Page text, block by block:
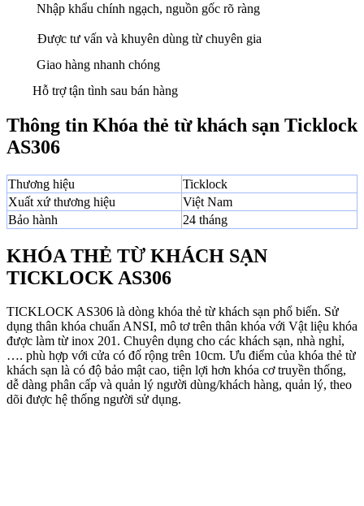
Nhập khẩu chính ngạch, nguồn gốc rõ ràng
Được tư vấn và khuyên dùng từ chuyên gia
Giao hàng nhanh chóng
Hỗ trợ tận tình sau bán hàng
Thông tin Khóa thẻ từ khách sạn Ticklock
AS306
Thương hiệu
Ticklock
Xuất xứ thương hiệu
Việt Nam
Bảo hành
24 tháng
KHÓA THẺ TỪ KHÁCH SẠN
TICKLOCK AS306
TICKLOCK AS306 là dòng khóa thẻ từ khách sạn phổ biến. Sử
dụng thân khóa chuẩn ANSI, mô tơ trên thân khóa với Vật liệu khóa
được làm từ inox 201. Chuyên dụng cho các khách sạn, nhà nghỉ,
…. phù hợp với cửa có đố rộng trên 10cm. Ưu điểm của khóa thẻ từ
khách sạn là có độ bảo mật cao, tiện lợi hơn khóa cơ truyền thống,
dễ dàng phân cấp và quản lý người dùng/khách hàng, quản lý, theo
dõi được hệ thống người sử dụng.